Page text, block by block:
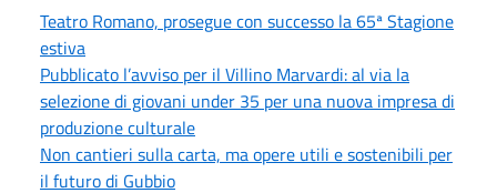
Teatro Romano, prosegue con successo la 65ª Stagione
estiva
Pubblicato l’avviso per il Villino Marvardi: al via la
selezione di giovani under 35 per una nuova impresa di
produzione culturale
Non cantieri sulla carta, ma opere utili e sostenibili per
il futuro di Gubbio